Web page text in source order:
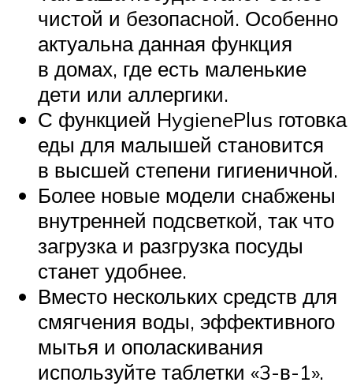
чистой и безопасной. Особенно
актуальна данная функция
в домах, где есть маленькие
дети или аллергики.
С функцией HygienePlus готовка
еды для малышей становится
в высшей степени гигиеничной.
Более новые модели снабжены
внутренней подсветкой, так что
загрузка и разгрузка посуды
станет удобнее.
Вместо нескольких средств для
смягчения воды, эффективного
мытья и ополаскивания
используйте таблетки «3-в-1».